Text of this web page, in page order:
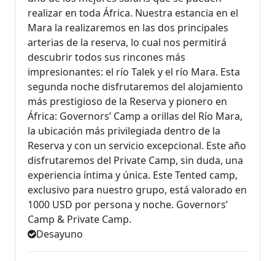
realizar en toda África. Nuestra estancia en el
Mara la realizaremos en las dos principales
arterias de la reserva, lo cual nos permitirá
descubrir todos sus rincones más
impresionantes: el río Talek y el río Mara. Esta
segunda noche disfrutaremos del alojamiento
más prestigioso de la Reserva y pionero en
África: Governors’ Camp a orillas del Río Mara,
la ubicación más privilegiada dentro de la
Reserva y con un servicio excepcional. Este año
disfrutaremos del Private Camp, sin duda, una
experiencia íntima y única. Este Tented camp,
exclusivo para nuestro grupo, está valorado en
1000 USD por persona y noche. Governors’
Camp & Private Camp.
Desayuno